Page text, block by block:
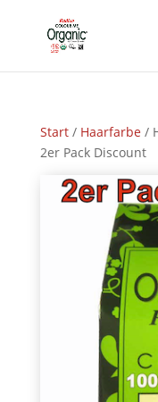
Start/ Haarfarbe/
2er Pack Discount